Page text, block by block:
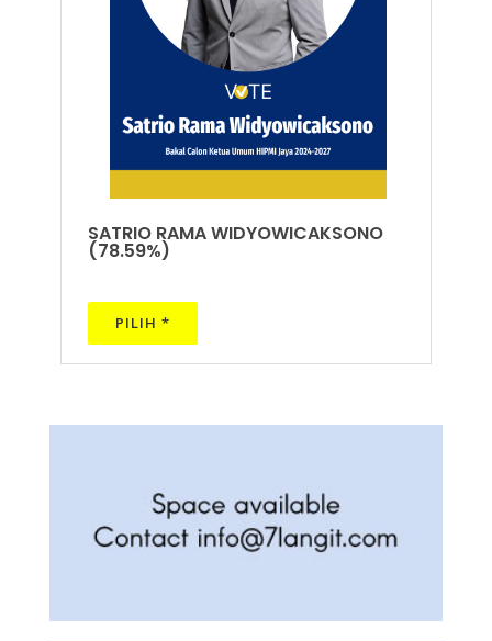
SATRIO RAMA WIDYOWICAKSONO
(78.59%)
PILIH *